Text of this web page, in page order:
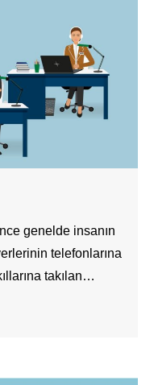
genelde insanın
telefonlarına
takılan…